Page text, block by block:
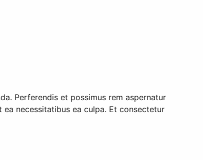
Perferendis et possimus rem aspernatur
necessitatibus ea culpa. Et consectetur